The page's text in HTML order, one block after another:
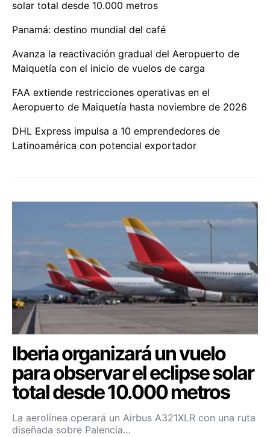
solar total desde 10.000 metros
Panamá: destino mundial del café
Avanza la reactivación gradual del Aeropuerto de
Maiquetía con el inicio de vuelos de carga
FAA extiende restricciones operativas en el
Aeropuerto de Maiquetía hasta noviembre de 2026
DHL Express impulsa a 10 emprendedores de
Latinoamérica con potencial exportador
Iberia organizará un vuelo
para observar el eclipse solar
total desde 10.000 metros
La aerolínea operará un Airbus A321XLR con una ruta
diseñada sobre Palencia…